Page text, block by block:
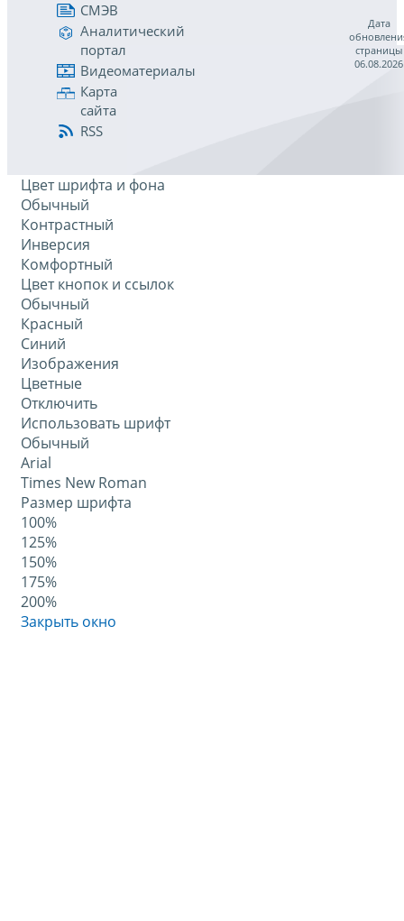
СМЭВ
Аналитический
портал
Видеоматериалы
Карта
сайта
RSS
Дата
страницы
06.08.2026
Цвет шрифта и фона
Обычный
Контрастный
Инверсия
Комфортный
Цвет кнопок и ссылок
Обычный
Красный
Синий
Изображения
Цветные
Отключить
Использовать шрифт
Обычный
Arial
Times New Roman
Размер шрифта
100%
125%
150%
175%
200%
Закрыть окно